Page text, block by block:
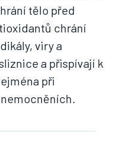
tělo před
chrání
viry a
a přispívají k
při